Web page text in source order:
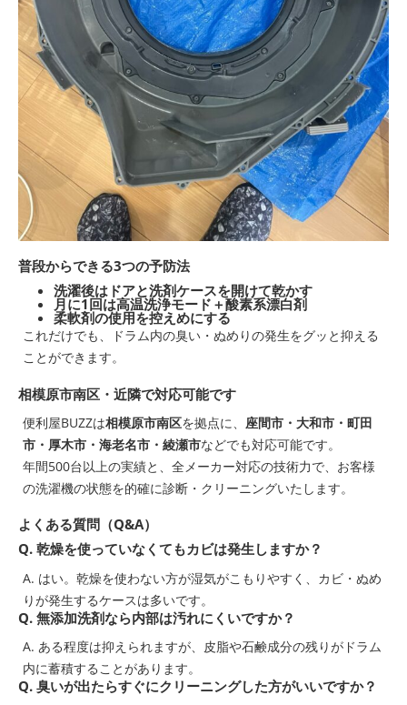
普段からできる3つの予防法
洗濯後はドアと洗剤ケースを開けて乾かす
月に1回は高温洗浄モード＋酸素系漂白剤
柔軟剤の使用を控えめにする
これだけでも、ドラム内の臭い・ぬめりの発生をグッと抑える
ことができます。
相模原市南区・近隣で対応可能です
便利屋BUZZは相模原市南区を拠点に、 座間市・大和市・町田
市・厚木市・海老名市・綾瀬市などでも対応可能です。
年間500台以上の実績と、全メーカー対応の技術力で、お客様
の洗濯機の状態を的確に診断・クリーニングいたします。
よくある質問（Q&A）
Q. 乾燥を使っていなくてもカビは発生しますか？
A. はい。乾燥を使わない方が湿気がこもりやすく、カビ・ぬめ
りが発生するケースは多いです。
Q. 無添加洗剤なら内部は汚れにくいですか？
A. ある程度は抑えられますが、皮脂や石鹸成分の残りがドラム
内に蓄積することがあります。
Q. 臭いが出たらすぐにクリーニングした方がいいですか？